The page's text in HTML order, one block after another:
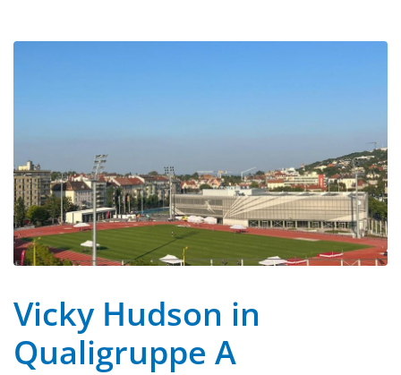
Vicky Hudson in
Qualigruppe A